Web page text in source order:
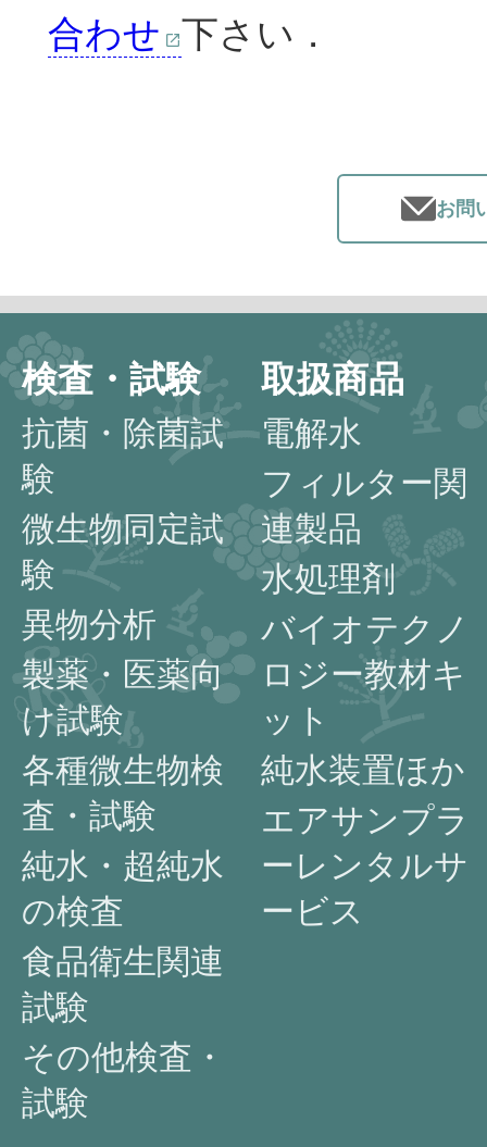
合わせ 下さい．
お問
検査・試験
抗菌・除菌試
験
微生物同定試
験
異物分析
製薬・医薬向
け試験
各種微生物検
査・試験
純水・超純水
の検査
食品衛生関連
試験
その他検査・
試験
取扱商品
電解水
フィルター関
連製品
水処理剤
バイオテクノ
ロジー教材キ
ット
純水装置ほか
エアサンプラ
ーレンタルサ
ービス